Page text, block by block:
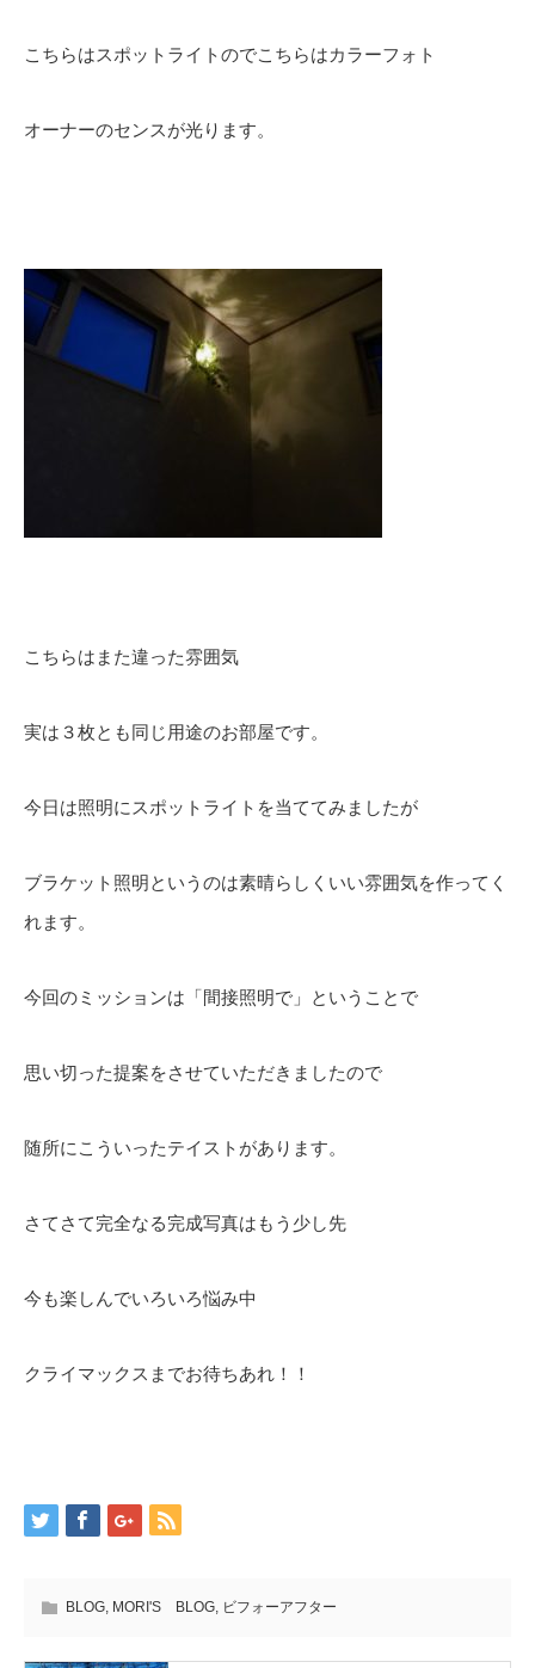
こちらはスポットライトのでこちらはカラーフォト
オーナーのセンスが光ります。
こちらはまた違った雰囲気
実は３枚とも同じ用途のお部屋です。
今日は照明にスポットライトを当ててみましたが
ブラケット照明というのは素晴らしくいい雰囲気を作ってく
れます。
今回のミッションは「間接照明で」ということで
思い切った提案をさせていただきましたので
随所にこういったテイストがあります。
さてさて完全なる完成写真はもう少し先
今も楽しんでいろいろ悩み中
クライマックスまでお待ちあれ！！
BLOG, MORI'S BLOG, ビフォーアフター